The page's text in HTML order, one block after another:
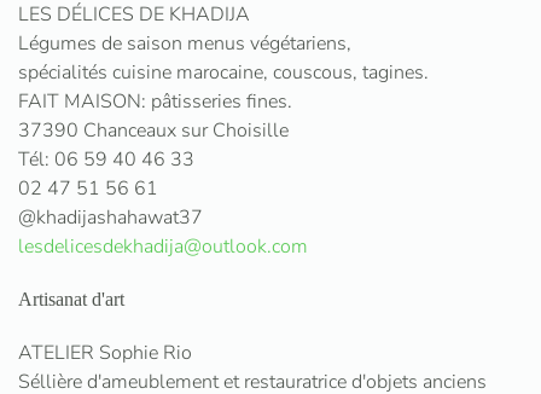
LES DÉLICES DE KHADIJA
Légumes de saison menus végétariens,
spécialités cuisine marocaine, couscous, tagines.
FAIT MAISON: pâtisseries fines.
37390 Chanceaux sur Choisille
Tél: 06 59 40 46 33
02 47 51 56 61
@khadijashahawat37
lesdelicesdekhadija@outlook.com
Artisanat d'art
ATELIER Sophie Rio
Séllière d'ameublement et restauratrice d'objets anciens